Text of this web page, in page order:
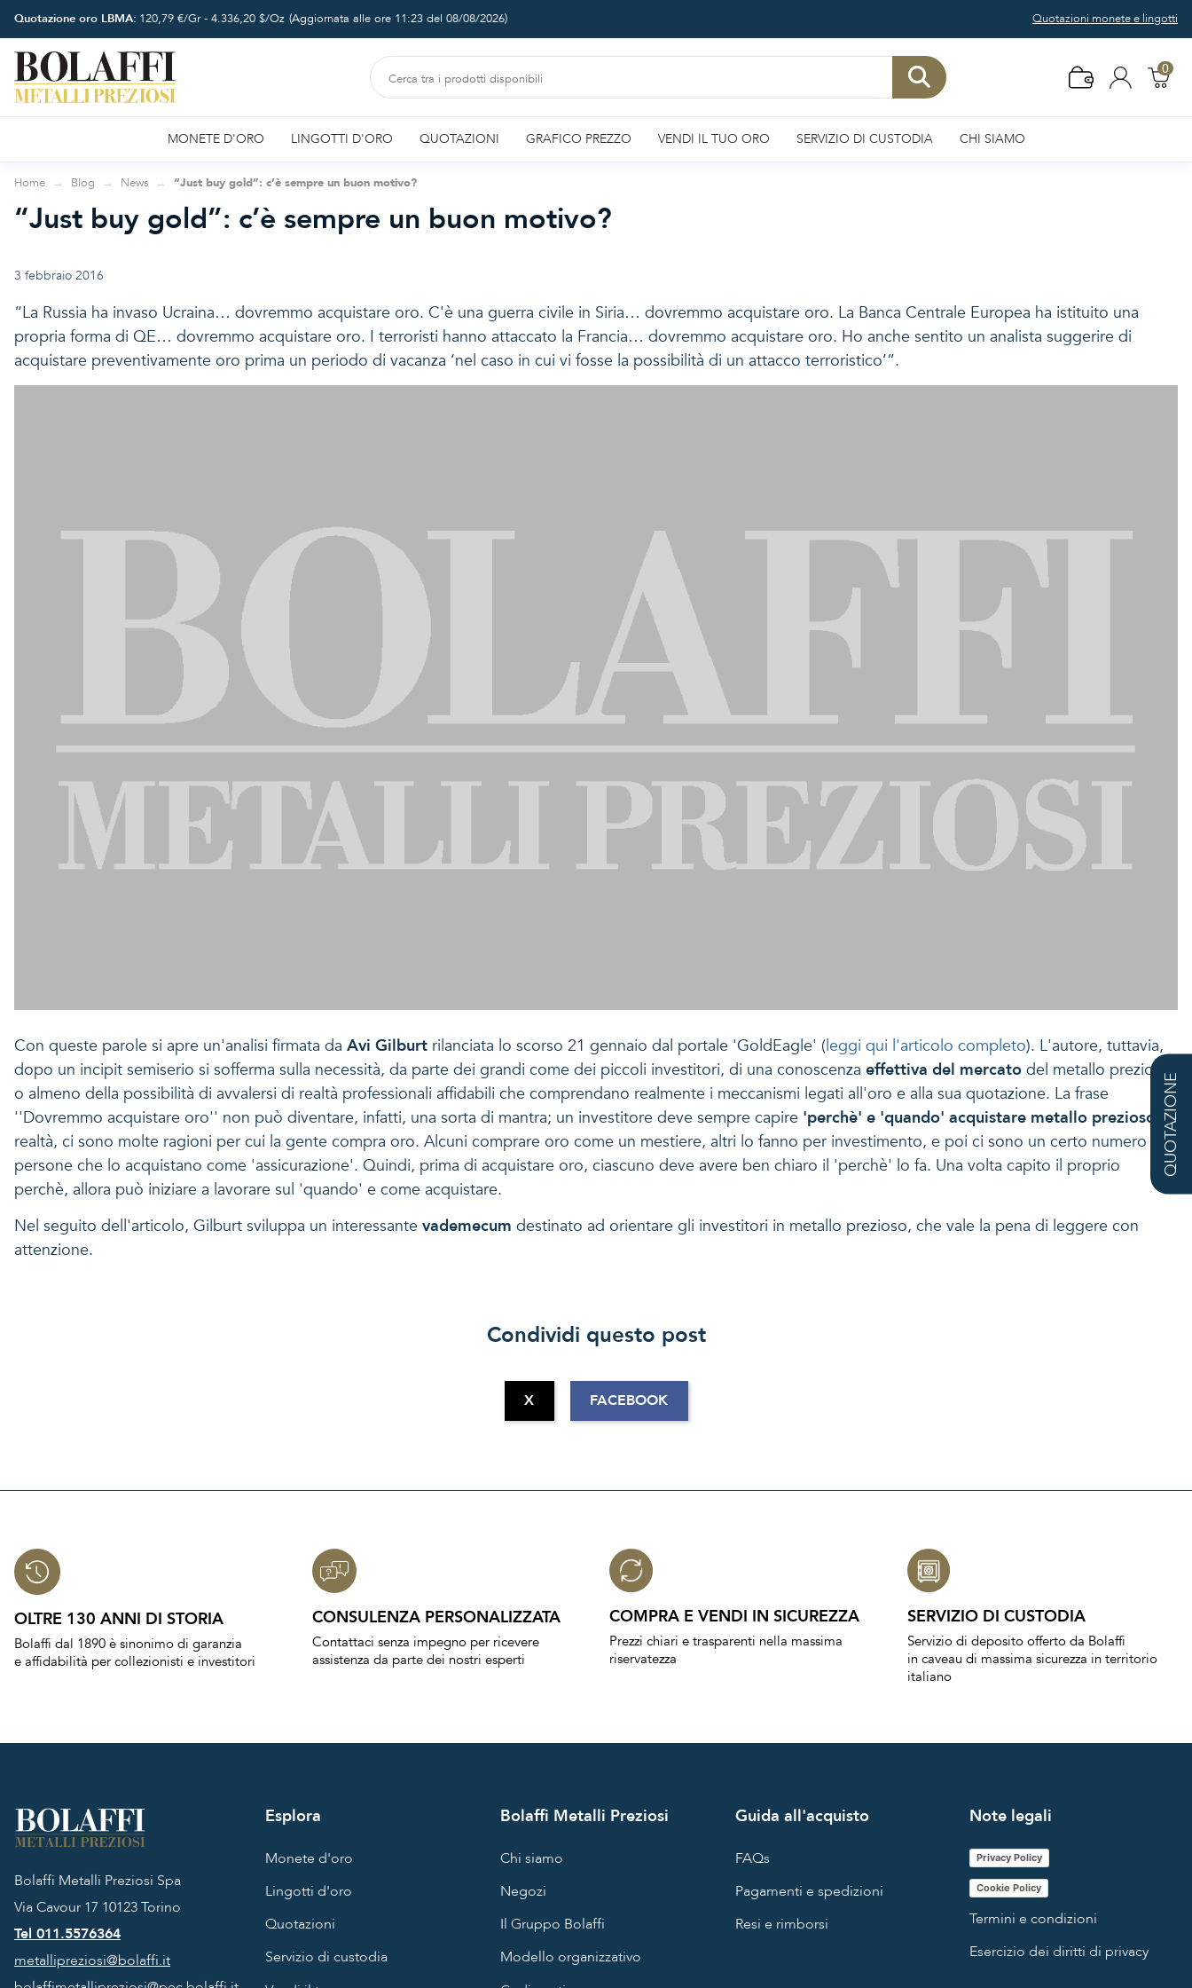
Quotazione oro LBMA: 120,79 €/Gr - 4.336,20 $/Oz (Aggiornata alle ore 11:23 del 08/08/2026) Quotazioni monete e lingotti
0
MONETE D'ORO LINGOTTI D'ORO QUOTAZIONI GRAFICO PREZZO VENDI IL TUO ORO SERVIZIO DI CUSTODIA CHI SIAMO
Home Blog News “Just buy gold”: c’è sempre un buon motivo?
“Just buy gold”: c’è sempre un buon motivo?
3 febbraio 2016
“La Russia ha invaso Ucraina… dovremmo acquistare oro. C'è una guerra civile in Siria… dovremmo acquistare oro. La Banca Centrale Europea ha istituito una
propria forma di QE… dovremmo acquistare oro. I terroristi hanno attaccato la Francia… dovremmo acquistare oro. Ho anche sentito un analista suggerire di
acquistare preventivamente oro prima un periodo di vacanza ‘nel caso in cui vi fosse la possibilità di un attacco terroristico’”.
Con queste parole si apre un'analisi firmata da Avi Gilburt rilanciata lo scorso 21 gennaio dal portale 'GoldEagle' (leggi qui l'articolo completo). L'autore, tuttavia,
dopo un incipit semiserio si sofferma sulla necessità, da parte dei grandi come dei piccoli investitori, di una conoscenza effettiva del mercato del metallo prezioso,
o almeno della possibilità di avvalersi di realtà professionali affidabili che comprendano realmente i meccanismi legati all'oro e alla sua quotazione. La frase
''Dovremmo acquistare oro'' non può diventare, infatti, una sorta di mantra; un investitore deve sempre capire 'perchè' e 'quando' acquistare metallo prezioso
. In
realtà, ci sono molte ragioni per cui la gente compra oro. Alcuni comprare oro come un mestiere, altri lo fanno per investimento, e poi ci sono un certo numero di
persone che lo acquistano come 'assicurazione'. Quindi, prima di acquistare oro, ciascuno deve avere ben chiaro il 'perchè' lo fa. Una volta capito il proprio
perchè, allora può iniziare a lavorare sul 'quando' e come acquistare.
Nel seguito dell'articolo, Gilburt sviluppa un interessante vademecum destinato ad orientare gli investitori in metallo prezioso, che vale la pena di leggere con
attenzione.
Condividi questo post
X FACEBOOK
OLTRE 130 ANNI DI STORIA
Bolaffi dal 1890 è sinonimo di garanzia
e affidabilità per collezionisti e investitori
CONSULENZA PERSONALIZZATA
Contattaci senza impegno per ricevere
assistenza da parte dei nostri esperti
COMPRA E VENDI IN SICUREZZA
Prezzi chiari e trasparenti nella massima
riservatezza
SERVIZIO DI CUSTODIA
Servizio di deposito offerto da Bolaffi
in caveau di massima sicurezza in territorio
italiano
QUOTAZIONE
Bolaffi Metalli Preziosi Spa
Via Cavour 17 10123 Torino
Tel 011.5576364
metallipreziosi@bolaffi.it
Esplora
Monete d'oro
Lingotti d'oro
Quotazioni
Servizio di custodia
Bolaffi Metalli Preziosi
Chi siamo
Negozi
Il Gruppo Bolaffi
Modello organizzativo
Guida all'acquisto
FAQs
Pagamenti e spedizioni
Resi e rimborsi
Note legali
Privacy Policy
Cookie Policy
Termini e condizioni
Esercizio dei diritti di privacy